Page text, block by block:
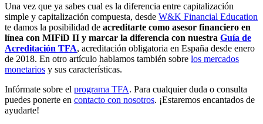
Una vez que ya sabes cual es la diferencia entre capitalización
simple y capitalización compuesta, desde W&K Financial Education
te damos la posibilidad de acreditarte como asesor financiero en
línea con MIFiD II y marcar la diferencia con nuestra Guía de
Acreditación TFA, acreditación obligatoria en España desde enero
de 2018. En otro artículo hablamos también sobre los mercados
monetarios y sus características.
Infórmate sobre el programa TFA. Para cualquier duda o consulta
puedes ponerte en contacto con nosotros. ¡Estaremos encantados de
ayudarte!